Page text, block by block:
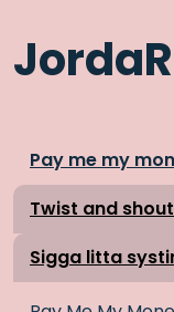
Pay me my
Twist and shout
Sigga litta